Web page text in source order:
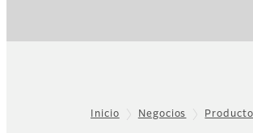
Inicio Negocios